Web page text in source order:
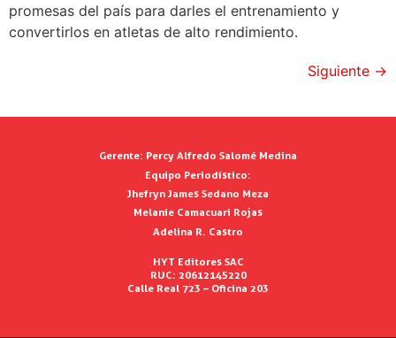
promesas del país para darles el entrenamiento y
convertirlos en atletas de alto rendimiento.
Siguiente →
Gerente: Percy Alfredo Salomé Medina
Equipo Periodístico:
Jhefryn James Sedano Meza
Melanie Camacuari Rojas
Adelina R. Castro
HYT Editores SAC
RUC: 20612145220
Calle Real 723 – Oficina 203